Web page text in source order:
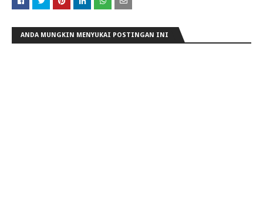
ANDA MUNGKIN MENYUKAI POSTINGAN INI